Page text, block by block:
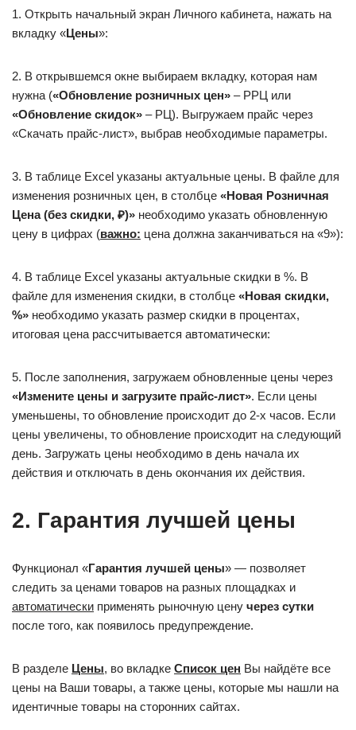
1. Открыть начальный экран Личного кабинета, нажать на
вкладку «Цены»:
2. В открывшемся окне выбираем вкладку, которая нам
нужна («Обновление розничных цен» – РРЦ или
«Обновление скидок» – РЦ). Выгружаем прайс через
«Скачать прайс-лист», выбрав необходимые параметры.
3. В таблице Excel указаны актуальные цены. В файле для
изменения розничных цен, в столбце «Новая Розничная
Цена (без скидки, ₽)» необходимо указать обновленную
цену в цифрах (важно: цена должна заканчиваться на «9»):
4. В таблице Excel указаны актуальные скидки в %. В
файле для изменения скидки, в столбце «Новая скидки,
%» необходимо указать размер скидки в процентах,
итоговая цена рассчитывается автоматически:
5. После заполнения, загружаем обновленные цены через
«Измените цены и загрузите прайс-лист». Если цены
уменьшены, то обновление происходит до 2-х часов. Если
цены увеличены, то обновление происходит на следующий
день. Загружать цены необходимо в день начала их
действия и отключать в день окончания их действия.
2. Гарантия лучшей цены
Функционал «Гарантия лучшей цены» — позволяет
следить за ценами товаров на разных площадках и
автоматически применять рыночную цену через сутки
после того, как появилось предупреждение.
В разделе Цены, во вкладке Список цен Вы найдёте все
цены на Ваши товары, а также цены, которые мы нашли на
идентичные товары на сторонних сайтах.